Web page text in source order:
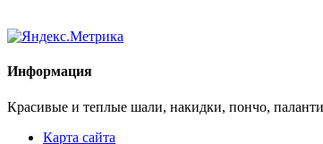
Информация
Красивые и теплые шали, накидки, пончо,
Карта сайта